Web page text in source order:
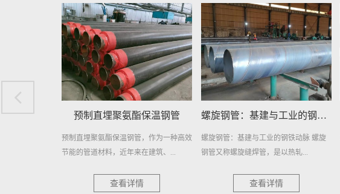
温钢管 螺旋钢管：基建与工业的钢铁动脉
螺旋钢管：基建与工业的钢铁动脉 螺旋
钢管又称螺旋缝焊管，是以热轧...
查看详情
埋地排污水用防腐螺旋钢管
埋地排污水用防腐螺旋钢管：环保新选
择，耐用更可靠 在当今社...
查看详情